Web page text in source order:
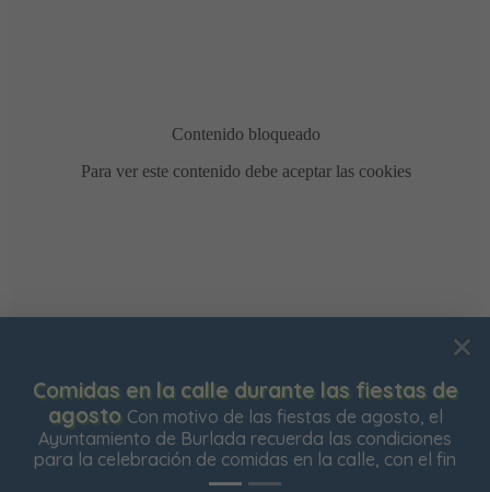
Comidas en la calle durante las fiestas de
agosto Con motivo de las fiestas de agosto, el
Ayuntamiento de Burlada recuerda las condiciones
para la celebración de comidas en la calle, con el fin
Usamos cookies para mejorar su experiencia de
navegación en nuestra web, para mostrarle contenidos
personalizados y analizar el tráfico de nuestra web.
Aceptar todas
Configurar